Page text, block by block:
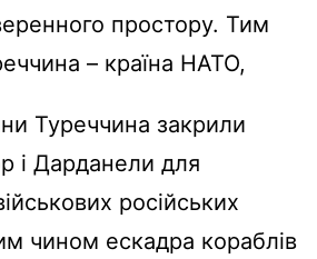
простору. Тим
– країна НАТО,
Туреччина закрили
і Дарданели для
російських
чином ескадра кораблів